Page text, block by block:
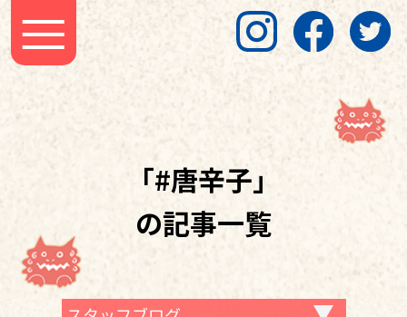
「#唐辛子」
の記事一覧